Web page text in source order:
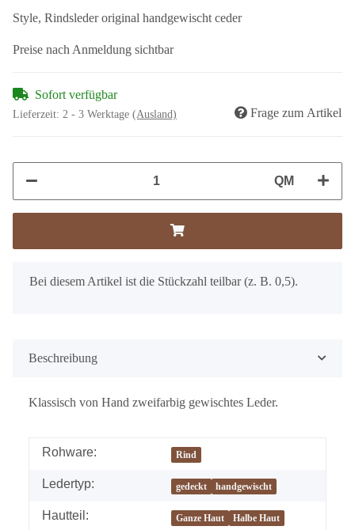
Style, Rindsleder original handgewischt ceder
Preise nach Anmeldung sichtbar
Sofort verfügbar
Lieferzeit: 2 - 3 Werktage (Ausland) Frage zum Artikel
QM
x
Bei diesem Artikel ist die Stückzahl teilbar (z. B. 0,5).
Beschreibung
Klassisch von Hand zweifarbig gewischtes Leder.
Rohware: Rind
Ledertyp: gedeckt handgewischt
Hautteil: Ganze Haut Halbe Haut